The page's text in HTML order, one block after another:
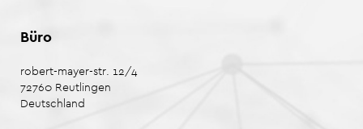
Büro
robert-mayer-str. 12/4
72760 Reutlingen
Deutschland